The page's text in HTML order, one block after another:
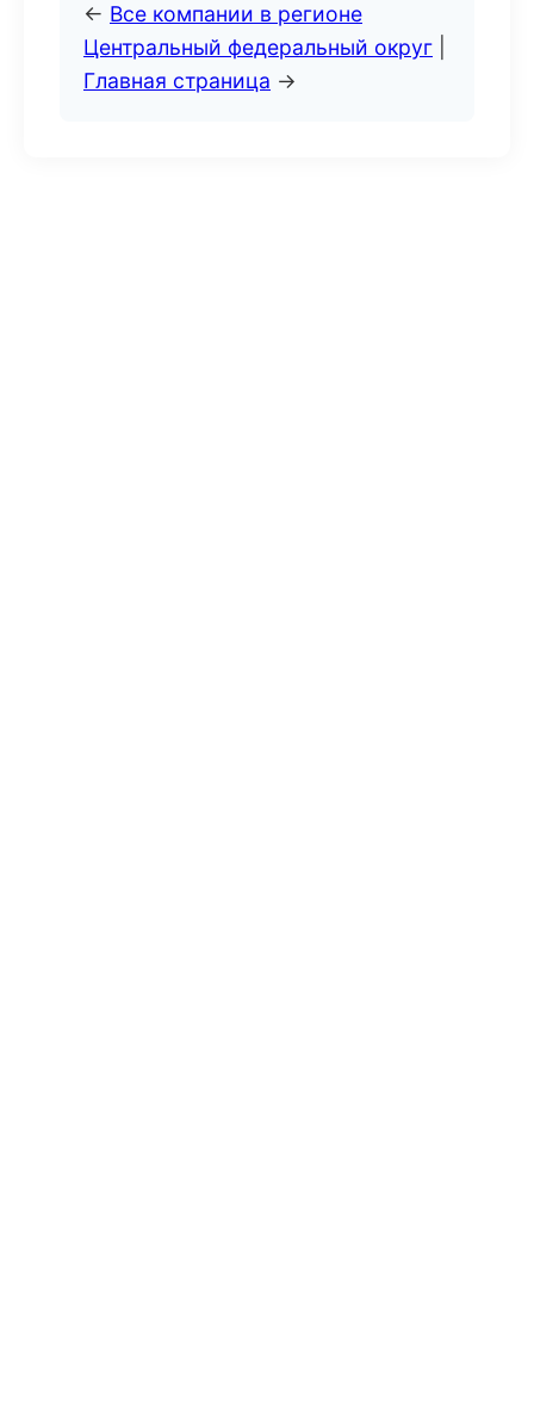
← Все компании в регионе
Центральный федеральный округ
Главная страница →